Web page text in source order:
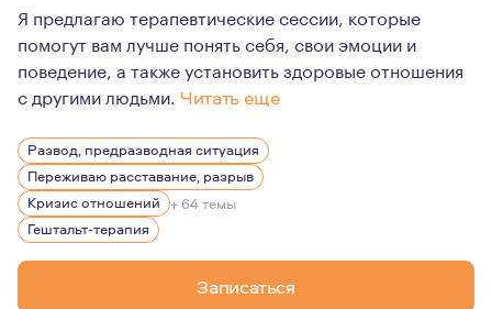
Я предлагаю терапевтические сессии, которые
помогут вам лучше понять себя, свои эмоции и
поведение, а также установить здоровые отношения
с другими людьми. Читать еще
В 2014 году я обратилась за помощью к психологу,
Развод, предразводная ситуация
Переживаю расставание, разрыв
Кризис отношений + 64 темы
Гештальт-терапия
Записаться